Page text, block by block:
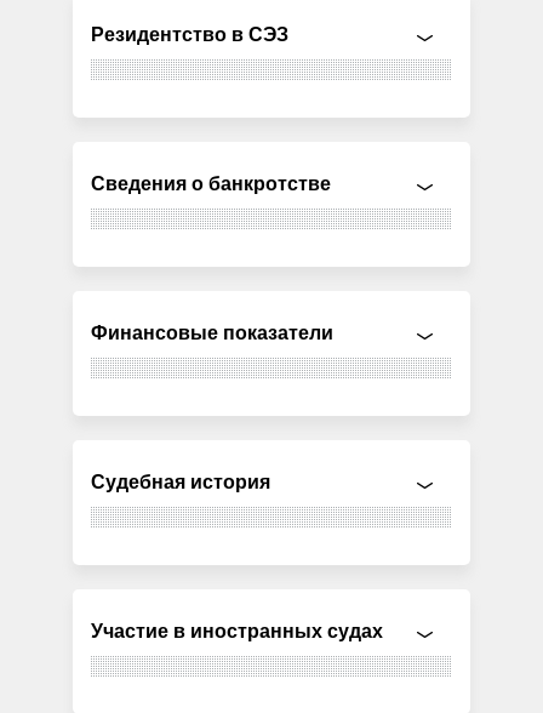
Резидентство в СЭЗ
Сведения о банкротстве
Финансовые показатели
Судебная история
Участие в иностранных судах